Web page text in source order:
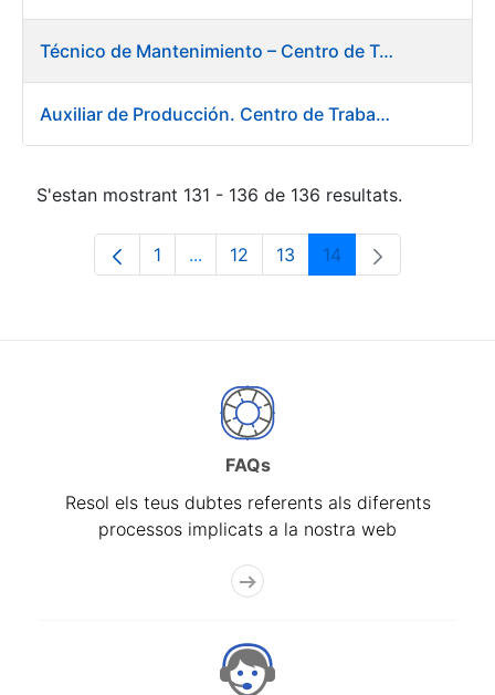
Técnico de Mantenimiento – Centro de Trabajo de Burgos
Auxiliar de Producción. Centro de Trabajo de Burgos
S'estan mostrant 131 - 136 de 136 resultats.
Pàgina
1 ...Pàgines intermèdies Utilitzeu TAB
Pàgina
12 Pàgina
13 Pàgina
14
FAQs
Resol els teus dubtes referents als diferents
processos implicats a la nostra web